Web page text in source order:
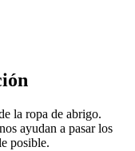
la ropa de abrigo.
ayudan a pasar los
posible.